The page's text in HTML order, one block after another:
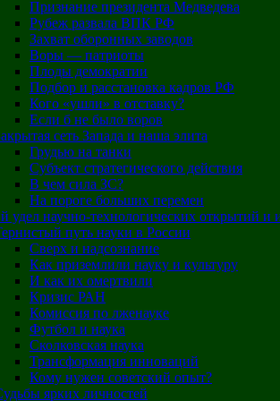
Признание президента Медведева
Рубеж развала ВПК РФ
Захват оборонных заводов
Воры — патриоты
Плоды демократии
Подбор и расстановка кадров РФ
Кого «ушли» в отставку?
Если б не было воров
сеть Запада и наша элита
Грудью на танки
Субъект стратегического действия
В чем сила ЗС?
На пороге больших перемен
удел научно-технологических открытий и
путь науки в России
Сверх и надсознание
Как приземлили науку и культуру
И как их омертвили
Кризис РАН
Комиссия по лженауке
Футбол и наука
Сколковская наука
Трансформация инноваций
Кому нужен советский опыт?
ярких личностей